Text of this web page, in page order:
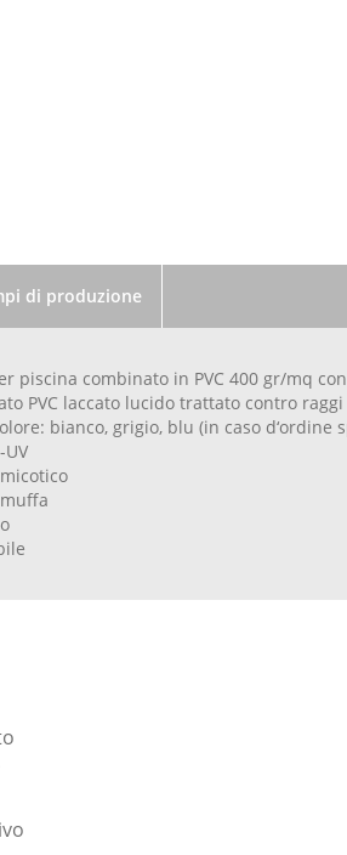
di produzione
piscina combinato in PVC 400 gr/mq
PVC laccato lucido trattato contro
bianco, grigio, blu (in caso d‘ordine